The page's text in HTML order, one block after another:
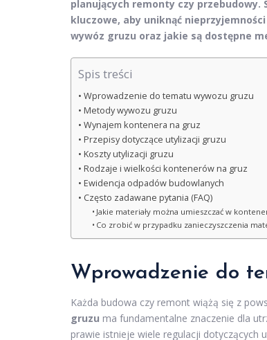
planujących remonty czy
kluczowe, aby uniknąć
wywóz gruzu oraz jakie są dostępne
Spis treści
Wprowadzenie do tematu wywozu gruzu
Metody wywozu gruzu
Wynajem kontenera na gruz
Przepisy dotyczące utylizacji gruzu
Koszty utylizacji gruzu
Rodzaje i wielkości kontenerów na gruz
Ewidencja odpadów budowlanych
Często zadawane pytania (FAQ)
Jakie materiały można umieszczać w
Co zrobić w przypadku zanieczyszczenia
Wprowadzenie do
Każda budowa czy remont wiążą się z
gruzu ma fundamentalne znaczenie dla
prawie istnieje wiele regulacji dotyczących